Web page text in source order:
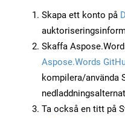
Skapa ett konto på
Skaffa
Aspose.Words
kompilera/använda
Ta också en titt på